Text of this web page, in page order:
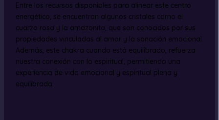
Entre los recursos disponibles para alinear este centro
energético, se encuentran algunos cristales como el
cuarzo rosa y la amazonita, que son conocidos por sus
propiedades vinculadas al amor y la sanación emocional.
Además, este chakra cuando está equilibrado, refuerza
nuestra conexión con lo espiritual, permitiendo una
experiencia de vida emocional y espiritual plena y
equilibrada.